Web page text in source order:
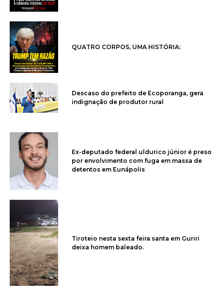
QUATRO CORPOS, UMA HISTÓRIA:
Descaso do prefeito de Ecoporanga, gera
indignação de produtor rural
Ex-deputado federal uldurico júnior é preso
por envolvimento com fuga em massa de
detentos em Eunápolis
Tiroteio nesta sexta feira santa em Guriri
deixa homem baleado.